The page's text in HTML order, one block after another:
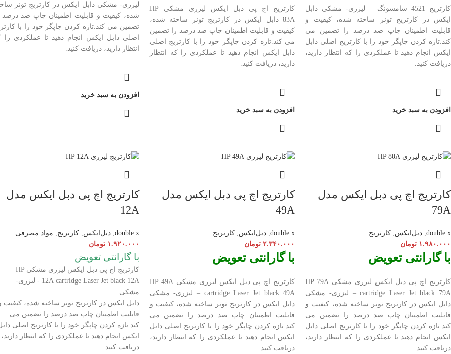
کارتریج 4521 سامسونگ – لیزری- مشکی دابل
ایکس در کارتریج تونر ساخته شده، کیفیت و
قابلیت اطمینان چاپ صد درصد را تضمین می
کند.تازه کردن چاپگر خود را با کارتریج اصلی دابل
ایکس انجام دهید تا عملکردی را که انتظار دارید،
دریافت کنید.
افزودن به سبد خرید
کارتریج اچ پی دبل ایکس لیزری مشکی HP
83A دابل ایکس در کارتریج تونر ساخته شده،
کیفیت و قابلیت اطمینان چاپ صد درصد را تضمین
می کند.تازه کردن چاپگر خود را با کارتریج اصلی
دابل ایکس انجام دهید تا عملکردی را که انتظار
دارید، دریافت کنید.
افزودن به سبد خرید
لیزری- مشکی دابل ایکس در کارتریج تونر
شده، کیفیت و قابلیت اطمینان چاپ صد درصد
تضمین می کند.تازه کردن چاپگر خود را با
اصلی دابل ایکس انجام دهید تا عملکردی را
انتظار دارید، دریافت کنید.
افزودن به سبد خرید
کارتریج اچ پی دبل ایکس مدل
79A
double x
, دبل‌ایکس, کارتریج
۱.۹۸۰.۰۰۰ تومان
با گارانتی تعویض
کارتریج اچ پی دبل ایکس لیزری مشکی HP 79A
cartridge LaserJet black 79A – لیزری- مشکی
دابل ایکس در کارتریج تونر ساخته شده، کیفیت و
قابلیت اطمینان چاپ صد درصد را تضمین می
کند.تازه کردن چاپگر خود را با کارتریج اصلی دابل
ایکس انجام دهید تا عملکردی را که انتظار دارید،
دریافت کنید.
کارتریج اچ پی دبل ایکس مدل
49A
double x
, دبل‌ایکس, کارتریج
۲.۳۴۰.۰۰۰ تومان
با گارانتی تعویض
کارتریج اچ پی دبل ایکس لیزری مشکی HP 49A
cartridge Laser Jet black 49A – لیزری- مشکی
دابل ایکس در کارتریج تونر ساخته شده، کیفیت و
قابلیت اطمینان چاپ صد درصد را تضمین می
کند.تازه کردن چاپگر خود را با کارتریج اصلی دابل
ایکس انجام دهید تا عملکردی را که انتظار دارید،
دریافت کنید.
کارتریج اچ پی دبل ایکس مدل
12A
double x
, دبل‌ایکس, کارتریج, مواد مصرفی
۱.۹۲۰.۰۰۰ تومان
با گارانتی تعویض
کارتریج اچ پی دبل ایکس لیزری مشکی HP
12A cartridge Laser
Jet black 12A - لیزری-
مشکی
دابل ایکس در کارتریج تونر ساخته شده، کیفیت
قابلیت اطمینان چاپ صد درصد را تضمین می
کند.تازه کردن چاپگر خود را با کارتریج اصلی
ایکس انجام دهید تا عملکردی را که انتظار دارید،
دریافت کنید.